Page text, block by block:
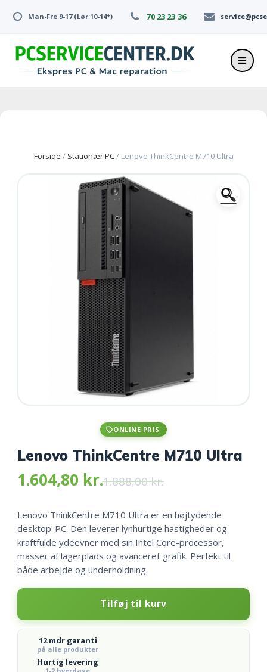
to
Man-Fre 9-17 (Lør 10-14*) 70 23 23 36
Forside / Stationær PC/ Lenovo ThinkCentre M710 Ultra
🔍
ONLINE PRIS
Lenovo ThinkCentre M710 Ultra
1.888,00kr.
Original
price
1.888,00 kr..
1.604,80 kr.
Current
price
1.604,80 kr..
Lenovo ThinkCentre M710 Ultra er en højtydende
desktop-PC. Den leverer lynhurtige hastigheder og
kraftfulde ydeevner med sin Intel Core-processor,
masser af lagerplads og avanceret grafik. Perfekt til
både arbejde og underholdning.
Lenovo
M710
antal
Tilføj til kurv
12 mdr garanti
på alle produkter
Hurtig levering